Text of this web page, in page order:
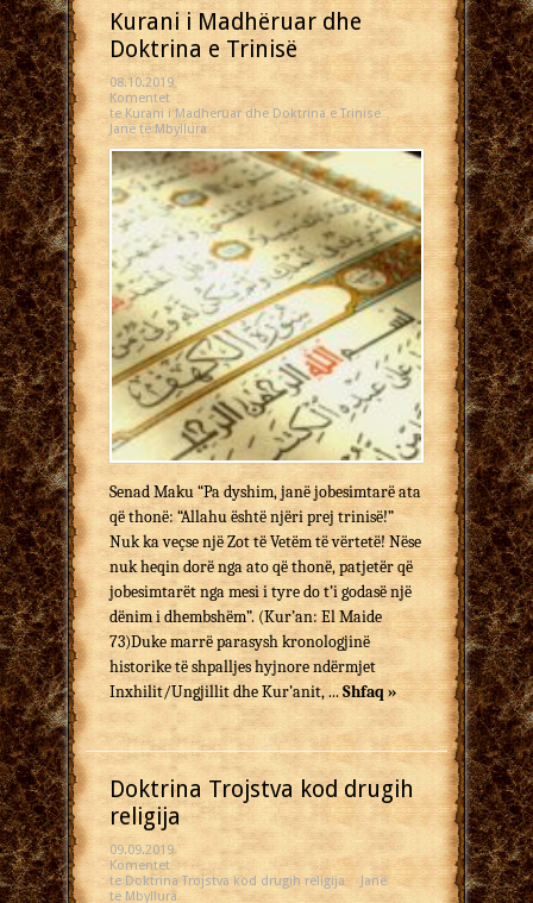
Kurani i Madhëruar dhe
Doktrina e Trinisë
08.10.2019
Komentet
te Kurani i Madhëruar dhe Doktrina e Trinisë
Janë të Mbyllura
Senad Maku “Pa dyshim, janë jobesimtarë ata
që thonë: “Allahu është njëri prej trinisë!”
Nuk ka veçse një Zot të Vetëm të vërtetë! Nëse
nuk heqin dorë nga ato që thonë, patjetër që
jobesimtarët nga mesi i tyre do t’i godasë një
dënim i dhembshëm”. (Kur’an: El Maide
73)Duke marrë parasysh kronologjinë
historike të shpalljes hyjnore ndërmjet
Inxhilit/Ungjillit dhe Kur’anit, ...Shfaq »
Doktrina Trojstva kod drugih
religija
09.09.2019
Komentet
te Doktrina Trojstva kod drugih religija
Janë
të Mbyllura